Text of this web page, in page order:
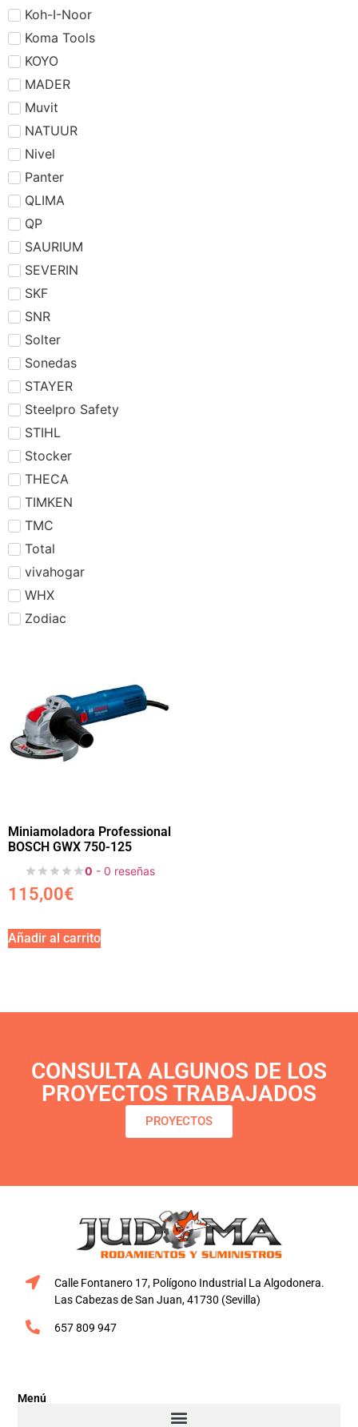
Koh-I-Noor
Koma Tools
KOYO
MADER
Muvit
NATUUR
Nivel
Panter
QLIMA
QP
SAURIUM
SEVERIN
SKF
SNR
Solter
Sonedas
STAYER
Steelpro Safety
STIHL
Stocker
THECA
TIMKEN
TMC
Total
vivahogar
WHX
Zodiac
Miniamoladora Professional
BOSCH GWX 750-125
0 - 0 reseñas
115,00€
Añadir al carrito
CONSULTA ALGUNOS DE LOS
PROYECTOS TRABAJADOS
PROYECTOS
Calle Fontanero 17, Polígono Industrial La Algodonera.
Las Cabezas de San Juan, 41730 (Sevilla)
657 809 947
Menú